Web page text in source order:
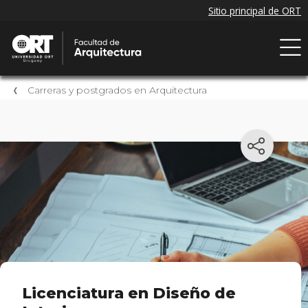
Carreras y postgrados en Arquitectura
Licenciatura en Diseño de